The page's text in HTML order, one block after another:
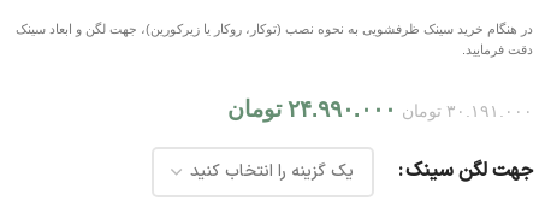
در هنگام خرید سینک ظرفشویی به نحوه نصب (توکار، روکار یا زیرکورین)، جهت لگن و ابعاد سینک
دقت فرمایید.
۳۰.۱۹۱.۰۰۰ تومان ۲۴.۹۹۰.۰۰۰ تومان
جهت لگن سینک